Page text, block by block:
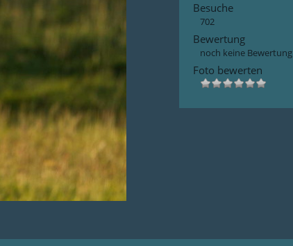
Besuche
702
Bewertung
noch keine Bewertung
Foto bewerten